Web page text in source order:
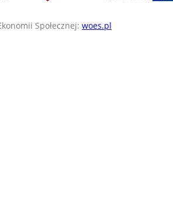
Społecznej: woes.pl